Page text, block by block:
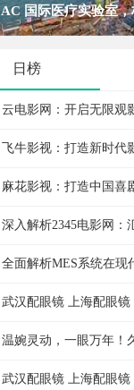
武汉配
日榜
云电影网：开启无限观
台飞牛影视：打造新时代
验平台
麻花影视：打造中国喜
新典范
深入解析2345电影网：
视娱乐平台
全面解析MES系统在现
作用与应用前景
武汉配眼镜 上海配眼镜
温婉灵动，一眼万年！
眼唇，才是你整张脸的
武汉配眼镜 上海配眼镜